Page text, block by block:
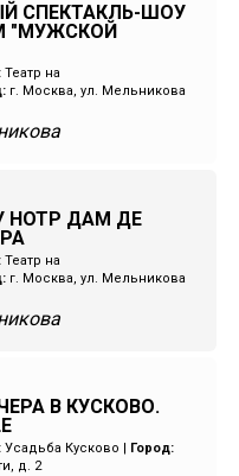
СПЕКТАКЛЬ-ШОУ
"МУЖСКОЙ
Театр на
г. Москва, ул. Мельникова
НОТР ДАМ ДЕ
Театр на
г. Москва, ул. Мельникова
В КУСКОВО.
Усадьба Кусково
Город:
д. 2